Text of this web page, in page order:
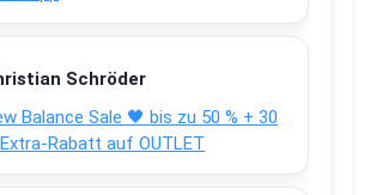
Schröder
Balance Sale 🖤 bis zu 50 % + 30
Rabatt auf OUTLET